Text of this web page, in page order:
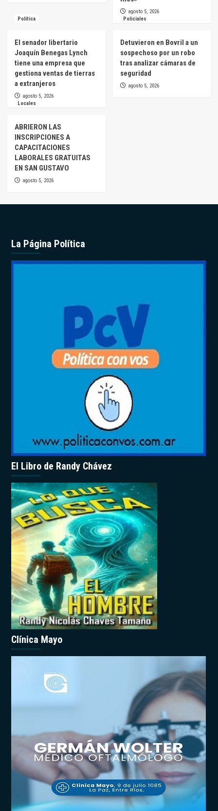
agosto 5, 2026
Política
El senador libertario
Joaquín Benegas Lynch
tiene una empresa que
gestiona ventas de tierras
a extranjeros
agosto 5, 2026
Policiales
Detuvieron en Bovril a un
sospechoso por un robo
tras analizar cámaras de
seguridad
agosto 5, 2026
Locales
ABRIERON LAS
INSCRIPCIONES A
CAPACITACIONES
LABORALES GRATUITAS
EN SAN GUSTAVO
agosto 5, 2026
La Página Política
El Libro de Randy Chávez
Clínica Mayo